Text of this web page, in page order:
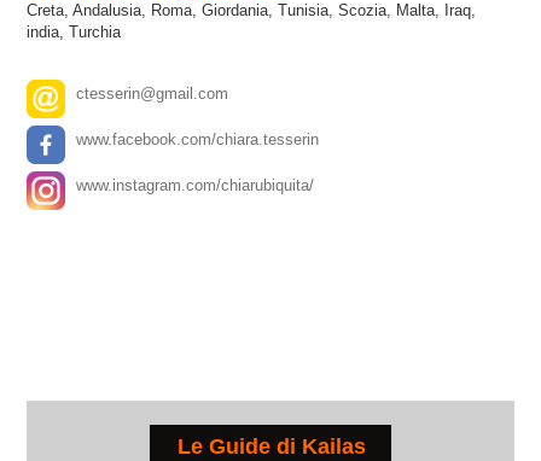
Creta, Andalusia, Roma, Giordania, Tunisia, Scozia, Malta, Iraq,
india, Turchia
ctesserin@gmail.com
www.facebook.com/chiara.tesserin
www.instagram.com/chiarubiquita/
Le Guide di Kailas